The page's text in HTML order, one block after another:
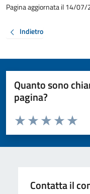
Pagina aggiornata il 14/07/
Indietro
Quanto sono
pagina?
Valuta da 1 a 5 stelle la
Valuta 4
Valuta 3
Valuta 2 stelle su
Valuta 1 stelle su 5
Contatta il